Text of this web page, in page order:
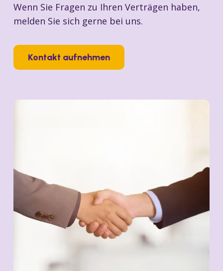
Wenn Sie Fragen zu Ihren Verträgen haben,
melden Sie sich gerne bei uns.
Kontakt aufnehmen